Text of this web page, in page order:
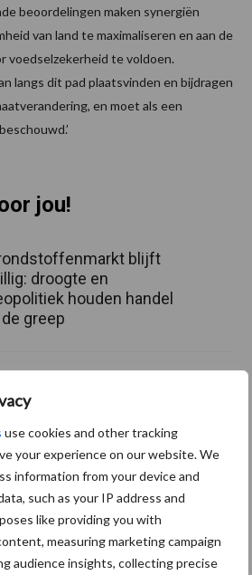
use cookies and other tracking
your experience on our website. We
information from your device and
such as your IP address and
like providing you with
measuring marketing campaign
audience insights, collecting precise
beoordelingen maken synergiën
van land te maximaliseren en aan de
voedselzekerheid te voldoen.
langs dit pad plaatsvinden en bijdragen
en moet als een
jou!
blijft
droogte en
houden handel
greep
risicofactor
ziet volume en
groeien in
Nederlandse